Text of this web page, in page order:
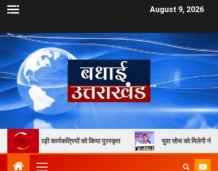
August 9, 2026
को किया पुरस्कृत युवा सोच को मिलेगी नीति निर्माण में जगह,